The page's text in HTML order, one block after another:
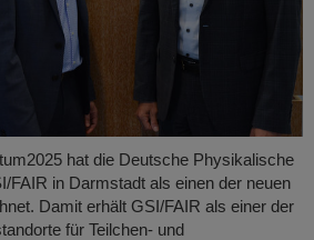
hat die Deutsche Physikalische
FAIR in Darmstadt als einen der neuen
Damit erhält GSI/FAIR als einer der
für Teilchen- und